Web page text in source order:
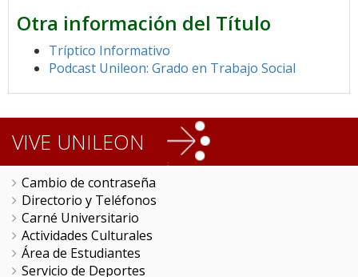
Otra información del Título
Tríptico Informativo
Podcast Unileon: Grado en Trabajo Social
VIVE UNILEON
Cambio de contraseña
Directorio y Teléfonos
Carné Universitario
Actividades Culturales
Área de Estudiantes
Servicio de Deportes